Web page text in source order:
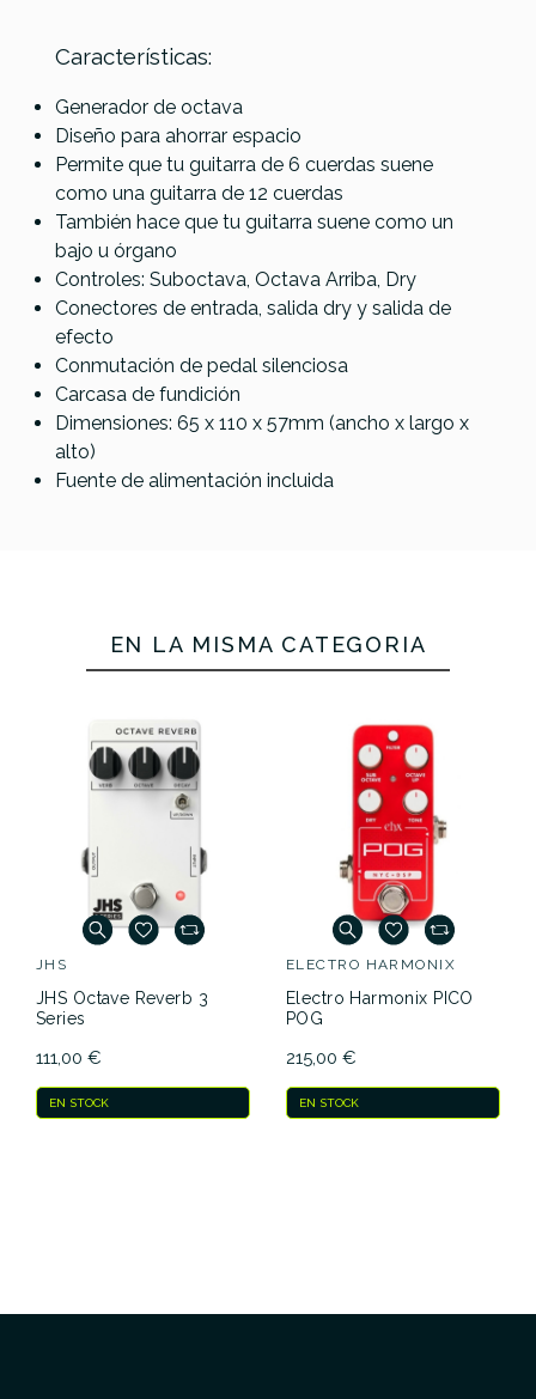
Características:
Generador de octava
Diseño para ahorrar espacio
Permite que tu guitarra de 6 cuerdas suene
como una guitarra de 12 cuerdas
También hace que tu guitarra suene como un
bajo u órgano
Controles: Suboctava, Octava Arriba, Dry
Conectores de entrada, salida dry y salida de
efecto
Conmutación de pedal silenciosa
Carcasa de fundición
Dimensiones: 65 x 110 x 57mm (ancho x largo x
alto)
Fuente de alimentación incluida
BASS9 Bass
Machine
EarthQuaker
Devices Bit
Commander V2
229,00 €
No hay características para comparar
EN LA MISMA CATEGORÍA
JHS
JHS Octave Reverb 3
Series
111,00 €
EN STOCK
ELECTRO HARMONIX
Electro Harmonix PICO
POG
215,00 €
EN STOCK